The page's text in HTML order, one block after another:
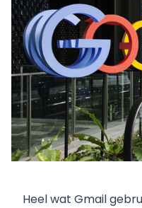
Heel wat Gmail